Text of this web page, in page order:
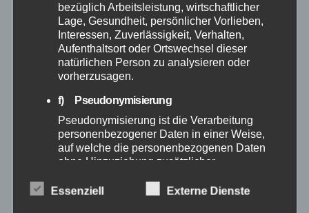
Oktober 2025
September 2025
Juli 2025
Juni 2025
Mai 2025
bezüglich Arbeitsleistung, wirtschaftlicher
Lage, Gesundheit, persönlicher Vorlieben,
Interessen, Zuverlässigkeit, Verhalten,
Aufenthaltsort oder Ortswechsel dieser
natürlichen Person zu analysieren oder
vorherzusagen.
f) Pseudonymisierung
Pseudonymisierung ist die Verarbeitung
personenbezogener Daten in einer Weise,
auf welche die personenbezogenen Daten
ohne Hinzuziehung zusätzlicher
betroffenen Person zugeordnet werden
Essenziell Externe Dienste